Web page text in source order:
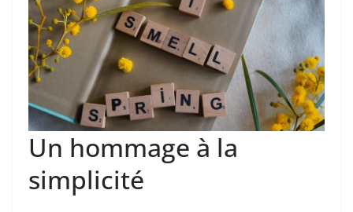
Un hommage à la
simplicité